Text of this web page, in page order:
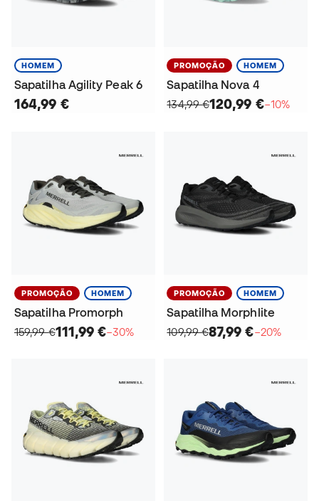
HOMEM
Sapatilha Agility Peak 6
164,99 €
PROMOÇÃO HOMEM
Sapatilha Nova 4
134,99 €120,99 €−10%
PROMOÇÃO HOMEM
Sapatilha Promorph
159,99 €111,99 €−30%
PROMOÇÃO HOMEM
Sapatilha Morphlite
109,99 €87,99 €−20%